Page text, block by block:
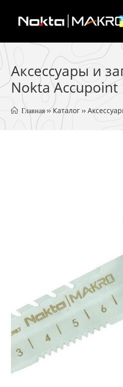
content
Аксессуары и
Nokta Accupoint
Главная ›› Каталог ››